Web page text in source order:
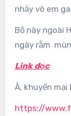
nhảy vô em
Bộ này ngoài
ngày rằm
Link đọc
À, khuyến mại
https://